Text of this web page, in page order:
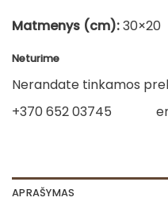
Matmenys (cm):30×20
Neturime
Nerandate tinkamos
+370 652 03745
APRAŠYMAS